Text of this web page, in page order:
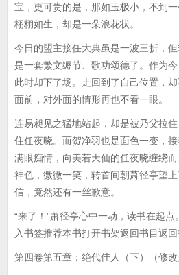
宝，更可贵的是，那如玉极小，不到
栩栩如生，却是一朵浪花状。
今日的盟主接任大典虽是一波三折，
是一套繁文缛节、歌功颂德了。作为
此时却下了场。走回到了自己位置，
面前，对外面的情形再也不看一眼。
连易昶见之猛地站起，却是被乃父拉
住任夜晓。而贺净羽也是面色一变，
满眼痴情，向美若天仙的任夜晓缠绕
神色，微微一笑，转首间朝萧径亭望
信，竟然还有一丝歉意。
“来了！”萧径亭心中一动，读书在起
入书签推荐本书打开书架返回书目返回
第四卷第五章：绝代佳人（下）（修改